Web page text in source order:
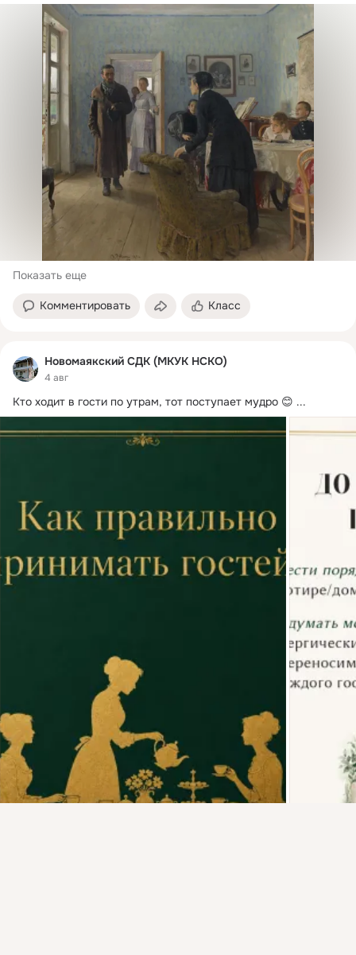
Показать еще
Комментировать Класс
Новомаякский СДК (МКУК НСКО)
4 авг
Кто ходит в гости по утрам, тот поступает мудро 😊 ...